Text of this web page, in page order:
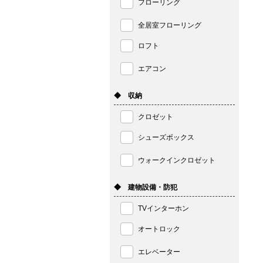
フローリング
全居室フローリング
ロフト
エアコン
◆ 収納
クロゼット
シューズボックス
ウォークインクロゼット
◆ 建物設備・防犯
TVインターホン
オートロック
エレベーター